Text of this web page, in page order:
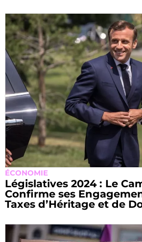
ÉCONOMIE
Législatives 2024 : Le
Confirme ses
Taxes d’Héritage et de